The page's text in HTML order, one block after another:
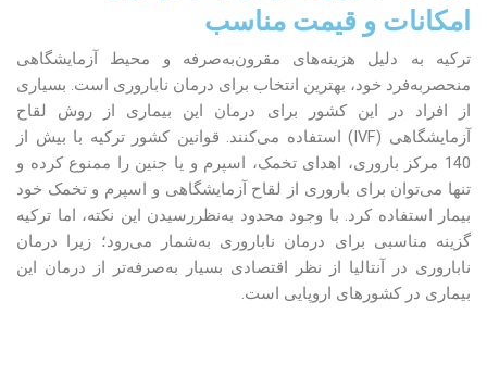
امکانات و قیمت مناسب
ترکیه به دلیل هزینه‌های مقرون‌به‌صرفه و محیط آزمایشگاهی
منحصربه‌فرد خود، بهترین انتخاب برای درمان ناباروری است. بسیاری
از افراد در این کشور برای درمان این بیماری از روش لقاح
آزمایشگاهی (IVF) استفاده می‌کنند. قوانین کشور ترکیه با بیش از
140 مرکز باروری، اهدای تخمک، اسپرم و یا جنین را ممنوع کرده و
تنها می‌توان برای باروری از لقاح آزمایشگاهی و اسپرم و تخمک خود
بیمار استفاده کرد. با وجود محدود به‌نظررسیدن این نکته، اما ترکیه
گزینه مناسبی برای درمان ناباروری به‌شمار می‌رود؛ زیرا درمان
ناباروری در آنتالیا از نظر اقتصادی بسیار به‌صرفه‌تر از درمان این
بیماری در کشورهای اروپایی است.